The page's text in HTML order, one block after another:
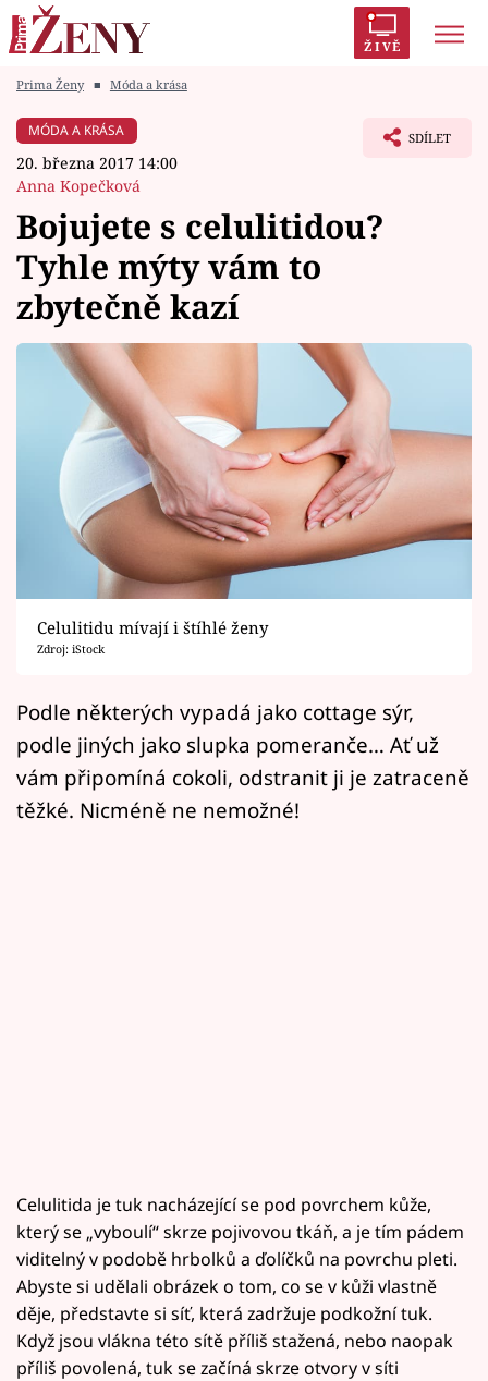
ŽIVĚ
Módní alarm
Témata
Celebrity
Vztahy
Seriály
Horoskopy
Sledujte prima+
Filmový festival Karlovy Vary
Pořady
Mámy sobě
Přihlášení
Prima Ženy ■ Móda a krása
MÓDA A KRÁSA
20. března 2017 14:00
Anna Kopečková
SDÍLET
Bojujete s celulitidou?
Tyhle mýty vám to
zbytečně kazí
Celulitidu mívají i štíhlé ženy
Zdroj: iStock
Podle některých vypadá jako cottage sýr,
podle jiných jako slupka pomeranče… Ať už
vám připomíná cokoli, odstranit ji je zatraceně
těžké. Nicméně ne nemožné!
Celulitida je tuk nacházející se pod povrchem kůže,
který se „vyboulí“ skrze pojivovou tkáň, a je tím pádem
viditelný v podobě hrbolků a ďolíčků na povrchu pleti.
Abyste si udělali obrázek o tom, co se v kůži vlastně
děje, představte si síť, která zadržuje podkožní tuk.
Když jsou vlákna této sítě příliš stažená, nebo naopak
příliš povolená, tuk se začíná skrze otvory v síti